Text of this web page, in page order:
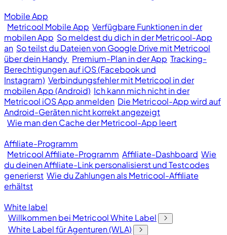
Mobile App
Metricool Mobile App Verfügbare Funktionen in der
mobilen App So meldest du dich in der Metricool-App
an So teilst du Dateien von Google Drive mit Metricool
über dein Handy Premium-Plan in der App Tracking-
Berechtigungen auf iOS (Facebook und
Instagram) Verbindungsfehler mit Metricool in der
mobilen App (Android) Ich kann mich nicht in der
Metricool iOS App anmelden Die Metricool-App wird auf
Android-Geräten nicht korrekt angezeigt
Wie man den Cache der Metricool-App leert
Affiliate-Programm
Metricool Affiliate-Programm Affiliate-Dashboard Wie
du deinen Affiliate-Link personalisierst und Testcodes
generierst Wie du Zahlungen als Metricool-Affiliate
erhältst
White label
Willkommen bei Metricool White Label
White Label für Agenturen (WLA)